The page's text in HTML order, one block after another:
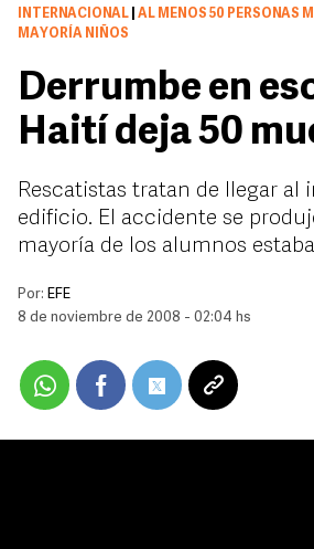
INTERNACIONAL
AL MENOS 50 PERSONAS
MAYORÍA NIÑOS
Derrumbe en
Haití deja 50
Rescatistas tratan de llegar al
edificio. El accidente se
mayoría de los alumnos
Por: EFE
8 de noviembre de 2008 - 02:04 hs